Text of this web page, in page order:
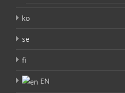
ko
se
fi
EN